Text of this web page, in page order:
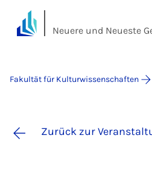
Neuere und Neueste
Fakultät für Kulturwissenschaften
Zurück zur